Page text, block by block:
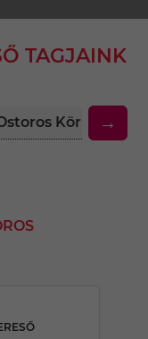
TAGJAINK
Környékén
→